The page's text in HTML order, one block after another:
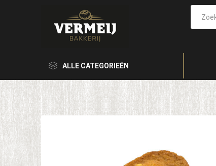
ALLE CATEGORIEËN